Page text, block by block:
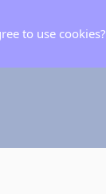
to use cookies?